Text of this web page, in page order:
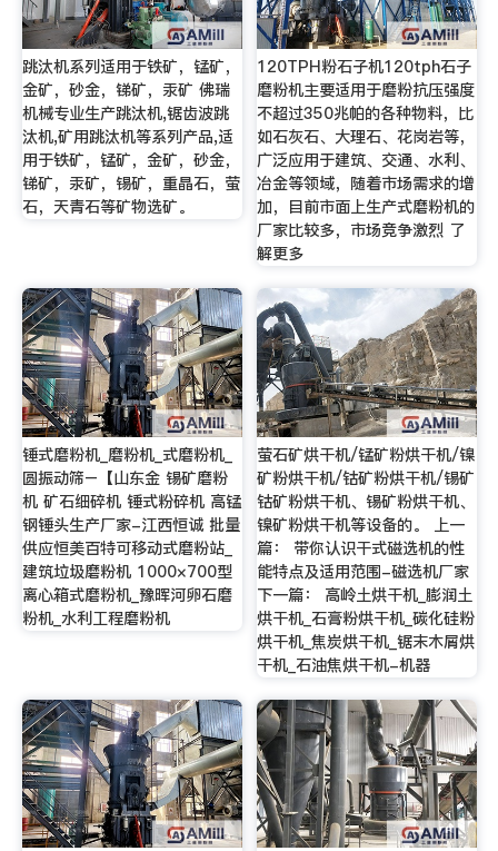
跳汰机系列适用于铁矿，锰矿，
金矿，砂金，锑矿，汞矿 佛瑞
机械专业生产跳汰机,锯齿波跳
汰机,矿用跳汰机等系列产品,适
用于铁矿，锰矿，金矿，砂金，
锑矿，汞矿，锡矿，重晶石，萤
石，天青石等矿物选矿。
120TPH粉石子机120tph石子
磨粉机主要适用于磨粉抗压强度
不超过350兆帕的各种物料，比
如石灰石、大理石、花岗岩等，
广泛应用于建筑、交通、水利、
冶金等领域，随着市场需求的增
加，目前市面上生产式磨粉机的
厂家比较多，市场竞争激烈 了
解更多
锤式磨粉机_磨粉机_式磨粉机_
圆振动筛–【山东金 锡矿磨粉
机 矿石细碎机 锤式粉碎机 高锰
钢锤头生产厂家-江西恒诚 批量
供应恒美百特可移动式磨粉站_
建筑垃圾磨粉机 1000×700型
离心箱式磨粉机_豫晖河卵石磨
粉机_水利工程磨粉机
萤石矿烘干机/锰矿粉烘干机/镍
矿粉烘干机/钴矿粉烘干机/锡矿
钴矿粉烘干机、锡矿粉烘干机、
镍矿粉烘干机等设备的。 上一
篇： 带你认识干式磁选机的性
能特点及适用范围-磁选机厂家
下一篇： 高岭土烘干机_膨润土
烘干机_石膏粉烘干机_碳化硅粉
烘干机_焦炭烘干机_锯末木屑烘
干机_石油焦烘干机-机器